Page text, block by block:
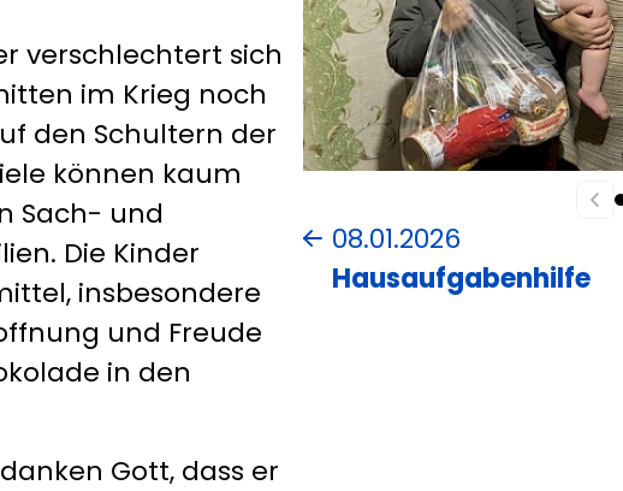
verschlechtert sich
im Krieg noch
den Schultern der
können kaum
Sach- und
Die Kinder
insbesondere
und Freude
in den
Gott, dass er
08.01.2026
Hausaufgabenhilfe